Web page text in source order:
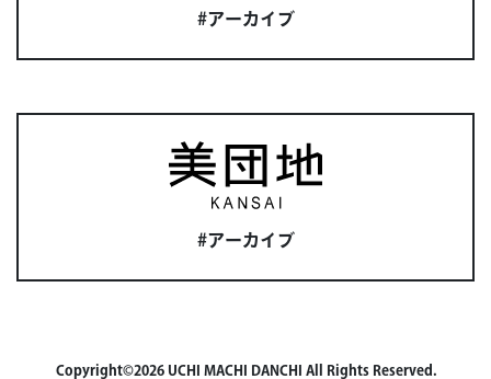
#アーカイブ
#アーカイブ
Copyright©2026 UCHI MACHI DANCHI All Rights Reserved.